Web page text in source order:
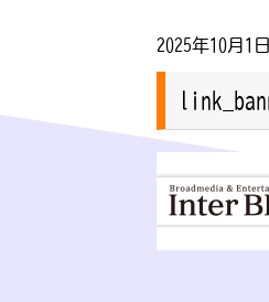
2025年10月1